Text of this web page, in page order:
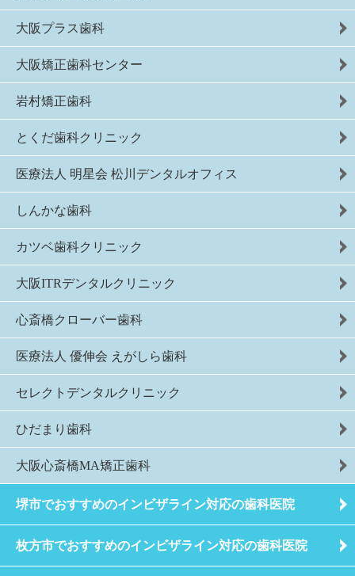
大阪プラス歯科
大阪矯正歯科センター
岩村矯正歯科
とくだ歯科クリニック
医療法人 明星会 松川デンタルオフィス
しんかな歯科
カツベ歯科クリニック
大阪ITRデンタルクリニック
心斎橋クローバー歯科
医療法人 優伸会 えがしら歯科
セレクトデンタルクリニック
ひだまり歯科
大阪心斎橋MA矯正歯科
堺市でおすすめのインビザライン対応の歯科医院
枚方市でおすすめのインビザライン対応の歯科医院